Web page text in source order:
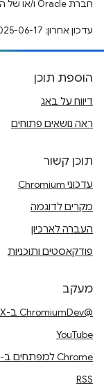
חברת Oracle ו/או של השותפים העצמאיים שלה.
עדכון אחרון: 2025-06-17 (שעון UTC).
הוספת תוכן
דיווח על באג
ראה נושאים פתוחים
תוכן קשור
עדכוני Chromium
מקרים לדוגמה
העברה לארכיון
פודקאסטים ותוכניות
מעקב
@ChromiumDev ב-X
YouTube
Chrome למפתחים ב-LinkedIn
RSS